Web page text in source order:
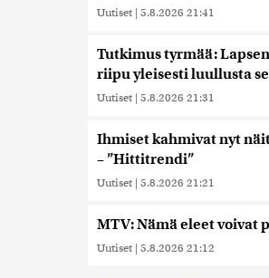
Uutiset | 5.8.2026 21:41
Tutkimus tyrmää:
riipu yleisesti luullusta
Uutiset | 5.8.2026 21:31
Ihmiset kahmivat nyt
– ”Hittitrendi”
Uutiset | 5.8.2026 21:21
MTV: Nämä eleet voivat
Uutiset | 5.8.2026 21:12